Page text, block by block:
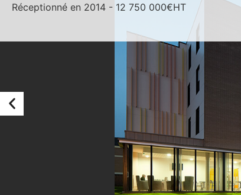
Réceptionné en 2014 - 12 750 000€HT